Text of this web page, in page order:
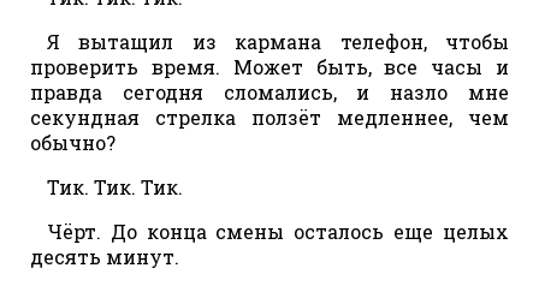
Я вытащил из кармана телефон, чтобы
проверить время. Может быть, все часы и
правда сегодня сломались, и назло мне
секундная стрелка ползёт медленнее, чем
обычно?
Тик. Тик. Тик.
Чёрт. До конца смены осталось еще целых
десять минут.